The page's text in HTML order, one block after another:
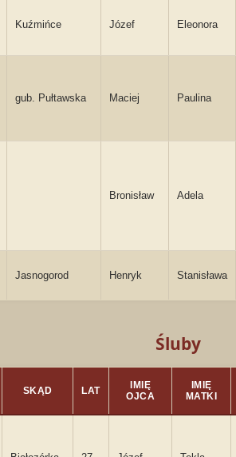
Kuźmińce Józef Eleonora
gub. Pułtawska Maciej Paulina
Bronisław Adela
Jasnogorod Henryk Stanisława
Śluby
SKĄD LAT
IMIĘ
OJCA
IMIĘ
MATKI